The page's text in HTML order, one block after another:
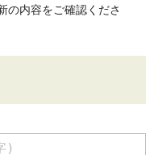
の内容をご確認くださ